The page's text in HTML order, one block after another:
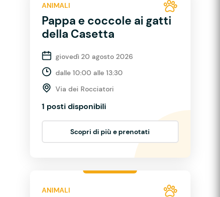
ANIMALI
Pappa e coccole ai gatti
della Casetta
giovedì 20 agosto 2026
dalle 10:00 alle 13:30
Via dei Rocciatori
1 posti disponibili
Scopri di più e prenotati
ANIMALI